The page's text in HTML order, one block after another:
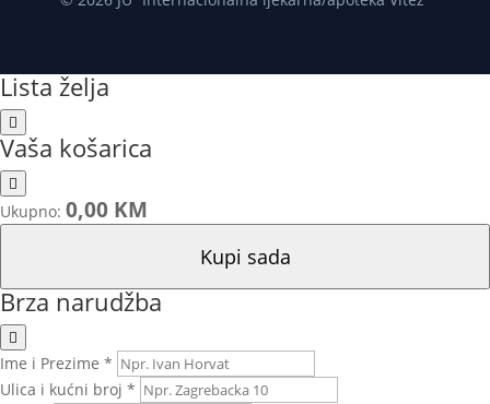
Lista želja
Vaša košarica
Ukupno: 0,00 KM
Kupi sada
Brza narudžba
Ime i Prezime *
Ulica i kućni broj *